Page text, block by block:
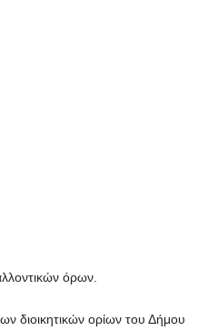
όρων.
διοικητικών ορίων του Δήμου